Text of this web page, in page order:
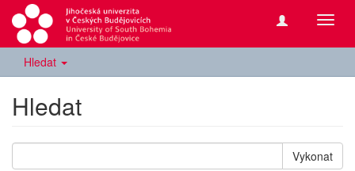
Hledat
Hledat
Vykonat